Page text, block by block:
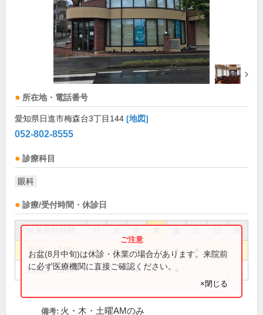
所在地・電話番号
愛知県日進市梅森台3丁目144 [地図]
052-802-8555
診療科目
眼科
診療/受付時間・休診日
祝
9:00～12:00 ● ● ● ● ●
15:00～18:00 ● ●
お盆(8月中旬)は休診・休業の場合があります。来院前
に必ず医療機関に直接ご確認ください。
×閉じる
備考: 火・木・土曜AMのみ